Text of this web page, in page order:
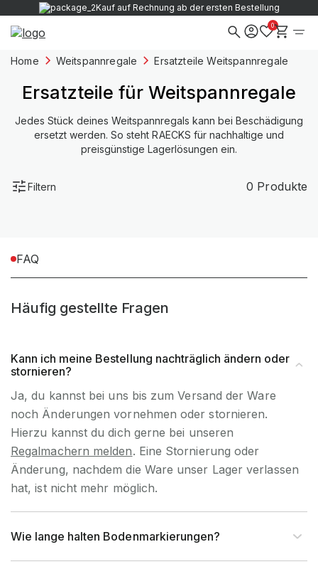
Kauf auf Rechnung ab der ersten Bestellung
0
Home Weitspannregale Ersatzteile Weitspannregale
Ersatzteile für Weitspannregale
Jedes Stück deines Weitspannregals kann bei Beschädigung
ersetzt werden. So steht RAECKS für nachhaltige und
preisgünstige Lagerlösungen ein.
Filtern 0 Produkte
FAQ
Häufig gestellte Fragen
Kann ich meine Bestellung nachträglich ändern oder
stornieren?
Ja, du kannst bei uns bis zum Versand der Ware
noch Änderungen vornehmen oder stornieren.
Hierzu kannst du dich gerne bei unseren
Regalmachern melden. Eine Stornierung oder
Änderung, nachdem die Ware unser Lager verlassen
hat, ist nicht mehr möglich.
Wie lange halten Bodenmarkierungen?